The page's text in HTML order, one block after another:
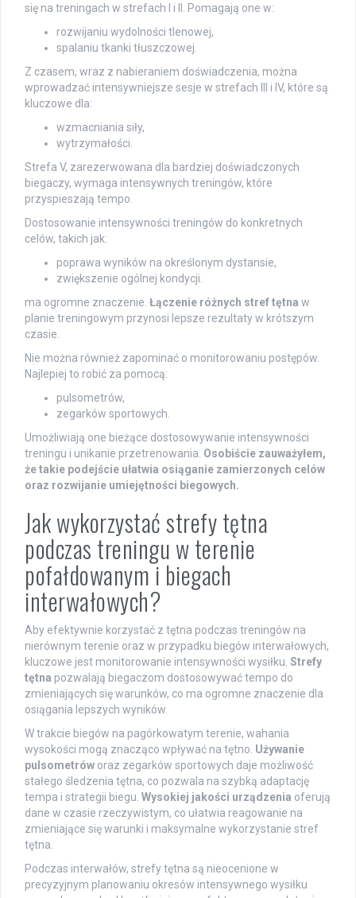
się na treningach w strefach I i II. Pomagają one w:
rozwijaniu wydolności tlenowej,
spalaniu tkanki tłuszczowej.
Z czasem, wraz z nabieraniem doświadczenia, można
wprowadzać intensywniejsze sesje w strefach III i IV, które są
kluczowe dla:
wzmacniania siły,
wytrzymałości.
Strefa V, zarezerwowana dla bardziej doświadczonych
biegaczy, wymaga intensywnych treningów, które
przyspieszają tempo.
Dostosowanie intensywności treningów do konkretnych
celów, takich jak:
poprawa wyników na określonym dystansie,
zwiększenie ogólnej kondycji.
ma ogromne znaczenie. Łączenie różnych stref tętna w
planie treningowym przynosi lepsze rezultaty w krótszym
czasie.
Nie można również zapominać o monitorowaniu postępów.
Najlepiej to robić za pomocą:
pulsometrów,
zegarków sportowych.
Umożliwiają one bieżące dostosowywanie intensywności
treningu i unikanie przetrenowania. Osobiście zauważyłem,
że takie podejście ułatwia osiąganie zamierzonych celów
oraz rozwijanie umiejętności biegowych.
Jak wykorzystać strefy tętna
podczas treningu w terenie
pofałdowanym i biegach
interwałowych?
Aby efektywnie korzystać z tętna podczas treningów na
nierównym terenie oraz w przypadku biegów interwałowych,
kluczowe jest monitorowanie intensywności wysiłku. Strefy
tętna pozwalają biegaczom dostosowywać tempo do
zmieniających się warunków, co ma ogromne znaczenie dla
osiągania lepszych wyników.
W trakcie biegów na pagórkowatym terenie, wahania
wysokości mogą znacząco wpływać na tętno. Używanie
pulsometrów oraz zegarków sportowych daje możliwość
stałego śledzenia tętna, co pozwala na szybką adaptację
tempa i strategii biegu. Wysokiej jakości urządzenia oferują
dane w czasie rzeczywistym, co ułatwia reagowanie na
zmieniające się warunki i maksymalne wykorzystanie stref
tętna.
Podczas interwałów, strefy tętna są nieocenione w
precyzyjnym planowaniu okresów intensywnego wysiłku